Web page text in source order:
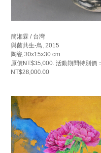
簡湘霖 / 台灣
與菌共生-鳥, 2015
陶瓷 30x15x30 cm
原價NT$35,000. 活動期間特別價：
NT$28,000.00